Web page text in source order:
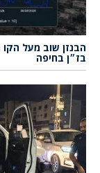
בז״ן בחיפה